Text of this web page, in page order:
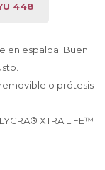
448
en espalda. Buen
o prótesis
XTRA LIFE™